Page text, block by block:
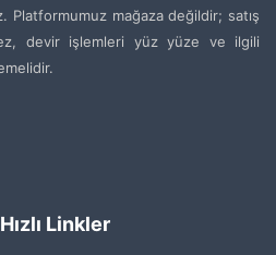
Platformumuz mağaza değildir; satış
devir işlemleri yüz yüze ve ilgili
Linkler